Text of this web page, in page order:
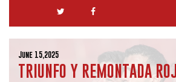
June 15,2025
TRIUNFO Y REMONTADA